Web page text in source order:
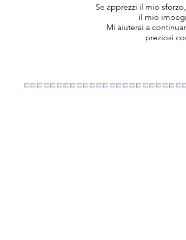
Se apprezzi il mio
il mio
Mi aiuterai a
preziosi